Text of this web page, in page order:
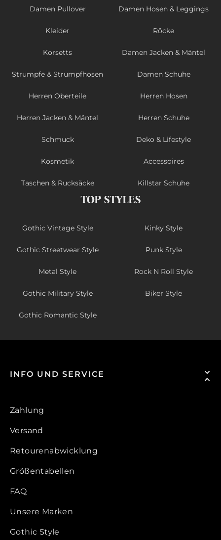
Damen Pullover Damen Hosen & Leggings
Kleider Röcke
Korsetts Damen Jacken & Mäntel
Strümpfe & Strumpfhosen Damen Schuhe
Herren Oberteile Herren Hosen
Herren Jacken & Mäntel Herren Schuhe
Schmuck Deko & Lifestyle
Kosmetik Accessoires
Taschen & Rucksäcke Killstar Schuhe
TOP STYLES
Gothic Vintage Style Kinky Style
Gothic Streetwear Style Punk Style
Metal Style Rock N Roll Style
Gothic Military Style Biker Style
Gothic Romantic Style
INFO UND SERVICE
Zahlung
Versand
Retourenabwicklung
Größentabellen
FAQ
Unsere Marken
Gothic Style